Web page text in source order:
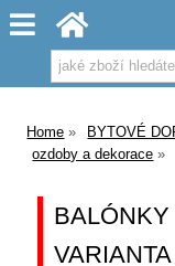
Home
BYTOVÉ
ozdoby a dekorace